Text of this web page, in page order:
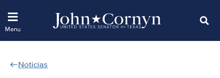
Noticias